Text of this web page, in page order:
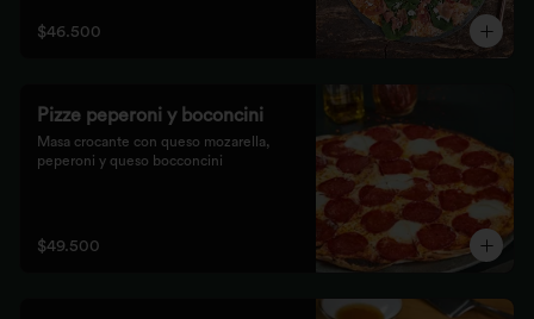
$46.500
Pizze peperoni y boconcini
Masa crocante con queso mozarella,
peperoni y queso bocconcini
$49.500